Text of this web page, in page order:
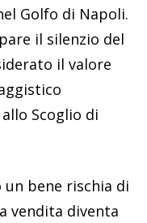
Golfo di Napoli.
il silenzio del
il valore
Scoglio di
bene rischia di
vendita diventa